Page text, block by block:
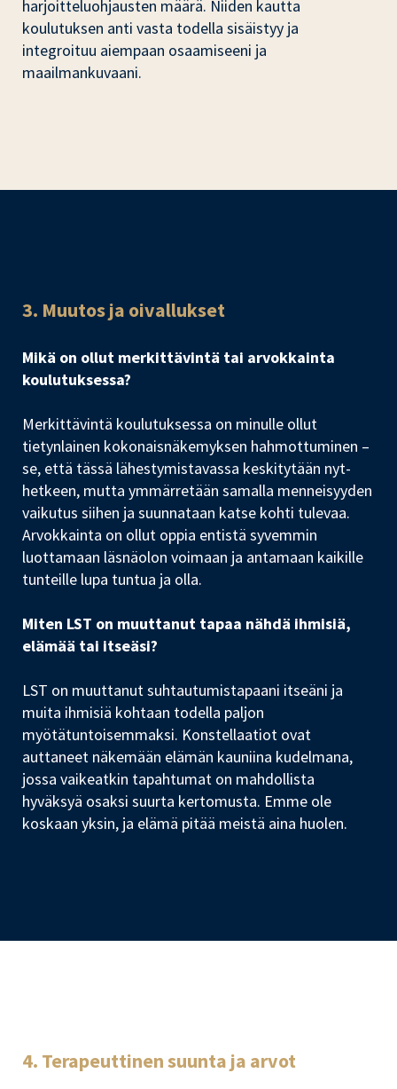
harjoitteluohjausten määrä. Niiden kautta
koulutuksen anti vasta todella sisäistyy ja
integroituu aiempaan osaamiseeni ja
maailmankuvaani.
3. Muutos ja oivallukset
Mikä on ollut merkittävintä tai arvokkainta
koulutuksessa?
Merkittävintä koulutuksessa on minulle ollut
tietynlainen kokonaisnäkemyksen hahmottuminen –
se, että tässä lähestymistavassa keskitytään nyt-
hetkeen, mutta ymmärretään samalla menneisyyden
vaikutus siihen ja suunnataan katse kohti tulevaa.
Arvokkainta on ollut oppia entistä syvemmin
luottamaan läsnäolon voimaan ja antamaan kaikille
tunteille lupa tuntua ja olla.
Miten LST on muuttanut tapaa nähdä ihmisiä,
elämää tai itseäsi?
LST on muuttanut suhtautumistapaani itseäni ja
muita ihmisiä kohtaan todella paljon
myötätuntoisemmaksi. Konstellaatiot ovat
auttaneet näkemään elämän kauniina kudelmana,
jossa vaikeatkin tapahtumat on mahdollista
hyväksyä osaksi suurta kertomusta. Emme ole
koskaan yksin, ja elämä pitää meistä aina huolen.
4. Terapeuttinen suunta ja arvot